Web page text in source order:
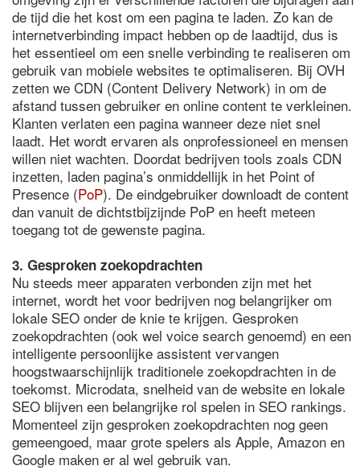
de tijd die het kost om een pagina te laden. Zo kan de
internetverbinding impact hebben op de laadtijd, dus is
het essentieel om een snelle verbinding te realiseren om
gebruik van mobiele websites te optimaliseren. Bij OVH
zetten we CDN (Content Delivery Network) in om de
afstand tussen gebruiker en online content te verkleinen.
Klanten verlaten een pagina wanneer deze niet snel
laadt. Het wordt ervaren als onprofessioneel en mensen
willen niet wachten. Doordat bedrijven tools zoals CDN
inzetten, laden pagina’s onmiddellijk in het Point of
Presence (PoP). De eindgebruiker downloadt de content
dan vanuit de dichtstbijzijnde PoP en heeft meteen
toegang tot de gewenste pagina.
3. Gesproken zoekopdrachten
Nu steeds meer apparaten verbonden zijn met het
internet, wordt het voor bedrijven nog belangrijker om
lokale SEO onder de knie te krijgen. Gesproken
zoekopdrachten (ook wel voice search genoemd) en een
intelligente persoonlijke assistent vervangen
hoogstwaarschijnlijk traditionele zoekopdrachten in de
toekomst. Microdata, snelheid van de website en lokale
SEO blijven een belangrijke rol spelen in SEO rankings.
Momenteel zijn gesproken zoekopdrachten nog geen
gemeengoed, maar grote spelers als Apple, Amazon en
Google maken er al wel gebruik van.